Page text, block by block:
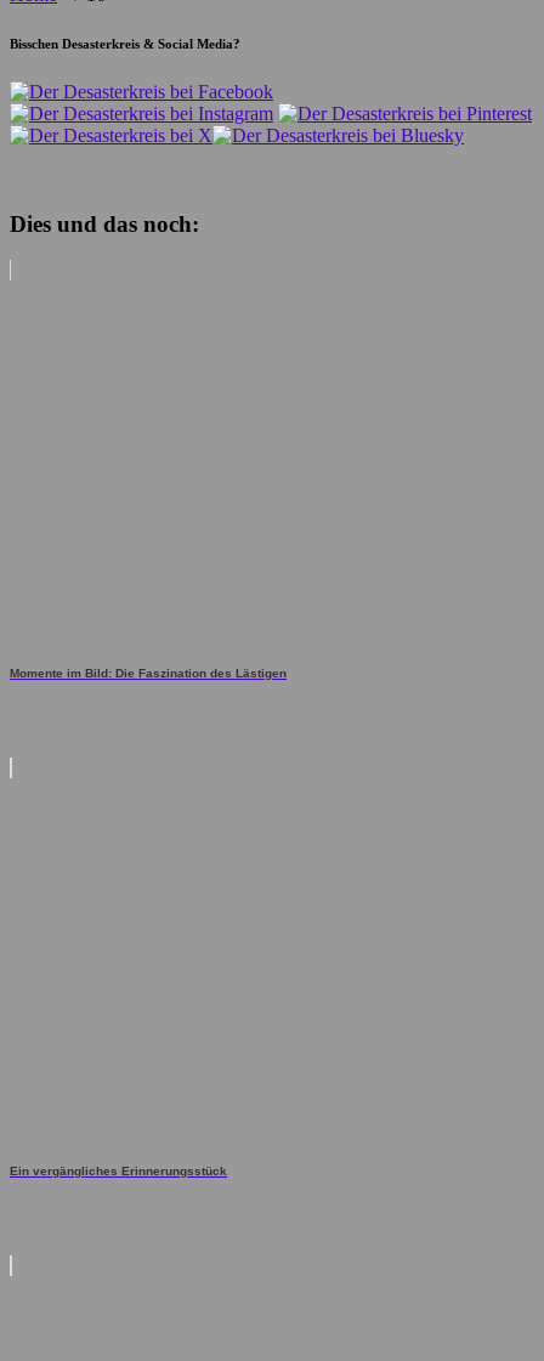
Bisschen Desasterkreis & Social Media?
Dies und das noch:
Momente im Bild: Die Faszination des Lästigen
Ein vergängliches Erinnerungsstück